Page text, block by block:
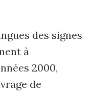
des signes
à
2000,
de